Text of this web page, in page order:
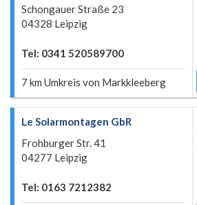
Schongauer Straße 23
04328 Leipzig
Tel: 0341 520589700
7 km Umkreis von Markkleeberg
Le Solarmontagen GbR
Frohburger Str. 41
04277 Leipzig
Tel: 0163 7212382